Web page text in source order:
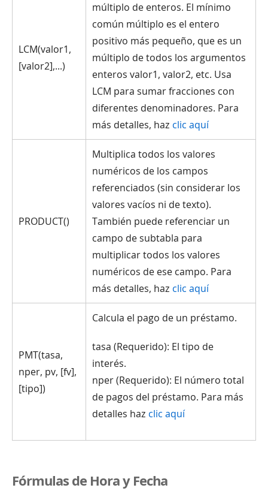
LCM(valor1,
[valor2],...)
múltiplo de enteros. El mínimo
común múltiplo es el entero
positivo más pequeño, que es un
múltiplo de todos los argumentos
enteros valor1, valor2, etc. Usa
LCM para sumar fracciones con
diferentes denominadores. Para
más detalles, haz clic aquí
PRODUCT()
Multiplica todos los valores
numéricos de los campos
referenciados (sin considerar los
valores vacíos ni de texto).
También puede referenciar un
campo de subtabla para
multiplicar todos los valores
numéricos de ese campo. Para
más detalles, haz clic aquí
PMT(tasa,
nper, pv, [fv],
[tipo])
Calcula el pago de un préstamo.
tasa (Requerido): El tipo de
interés.
nper (Requerido): El número total
de pagos del préstamo. Para más
detalles haz clic aquí
Fórmulas de Hora y Fecha